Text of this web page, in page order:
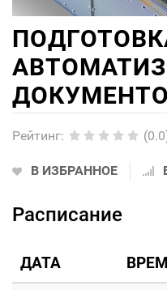
Рейтинг:
В ИЗБРАННОЕ
Расписание
ДАТА